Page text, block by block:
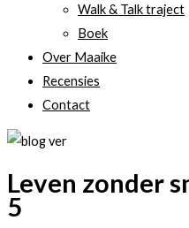
Walk & Talk traject
Boek
Over Maaike
Recensies
Contact
Leven zonder
5